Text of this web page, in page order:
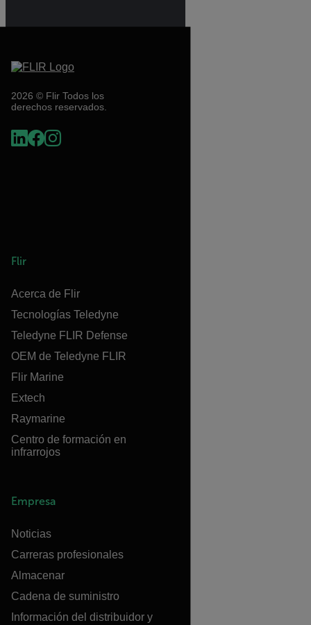
2026 © Flir Todos los
derechos reservados.
Flir
Acerca de Flir
Tecnologías Teledyne
Teledyne FLIR Defense
OEM de Teledyne FLIR
Flir Marine
Extech
Raymarine
Centro de formación en
infrarrojos
Empresa
Noticias
Carreras profesionales
Almacenar
Cadena de suministro
Información del distribuidor y